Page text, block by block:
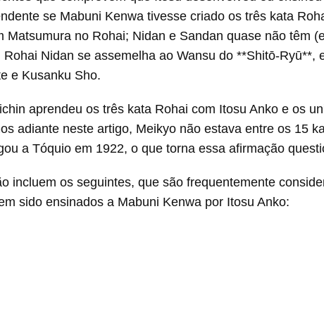
se Mabuni Kenwa tivesse criado os três kata
Matsumura no Rohai; Nidan e Sandan quase não têm
Nidan se assemelha ao Wansu do **Shitō-Ryū**,
e Kusanku Sho.
aprendeu os três kata Rohai com Itosu Anko e os
adiante neste artigo, Meikyo não estava entre os 15
a Tóquio em 1922, o que torna essa afirmação
incluem os seguintes, que são frequentemente
sido ensinados a Mabuni Kenwa por Itosu Anko: